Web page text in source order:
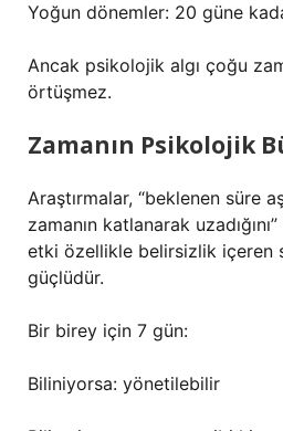
Yoğun dönemler: 20 güne
Ancak psikolojik algı çoğu
örtüşmez.
Zamanın Psikolojik
Araştırmalar, “beklenen süre
zamanın katlanarak
etki özellikle belirsizlik içeren
güçlüdür.
Bir birey için 7 gün:
Biliniyorsa: yönetilebilir